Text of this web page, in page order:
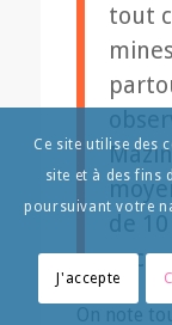
tout
de
Ce site utilise des
site et à des fins
poursuivant votre
J'accepte